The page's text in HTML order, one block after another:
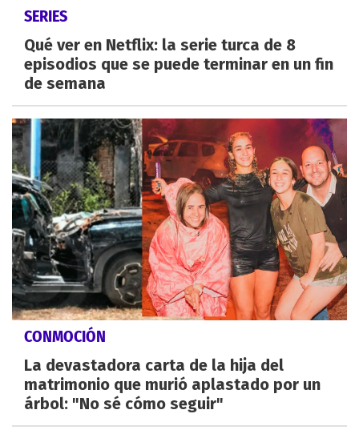
SERIES
Qué ver en Netflix: la serie turca de 8
episodios que se puede terminar en un fin
de semana
CONMOCIÓN
La devastadora carta de la hija del
matrimonio que murió aplastado por un
árbol: "No sé cómo seguir"